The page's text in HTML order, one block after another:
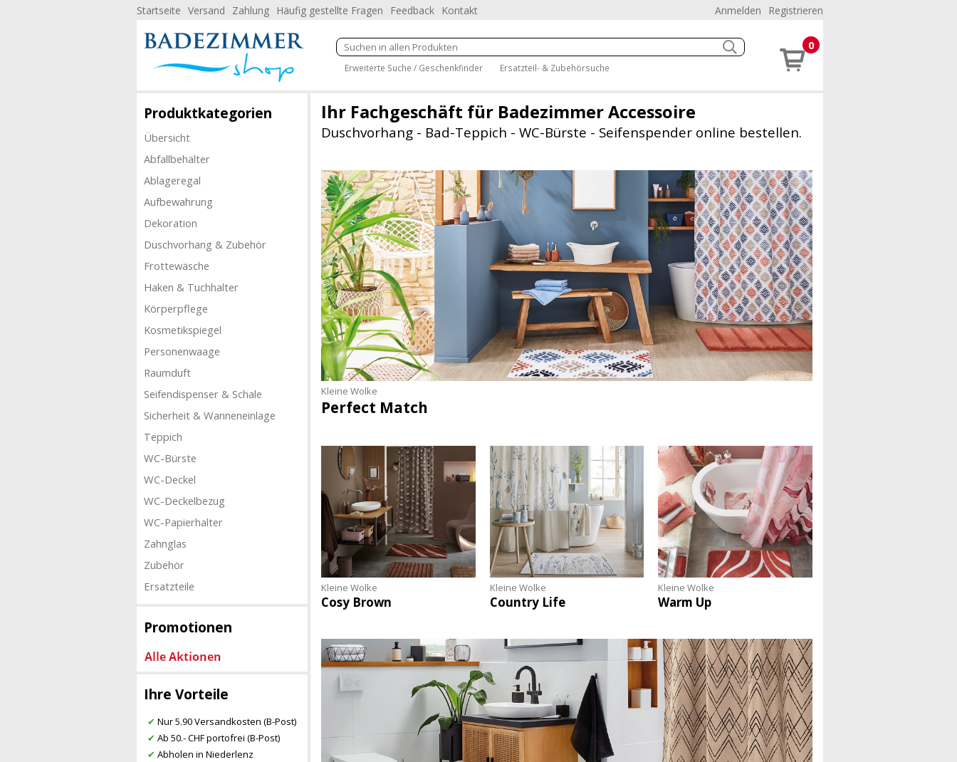
Startseite Versand Zahlung Häufig gestellte Fragen Feedback Kontakt Anmelden Registrieren
Erweiterte Suche / Geschenkfinder Ersatzteil- & Zubehörsuche
0
Produktkategorien
Übersicht
Abfallbehälter
Ablageregal
Aufbewahrung
Dekoration
Duschvorhang & Zubehör
Frottewäsche
Haken & Tuchhalter
Körperpflege
Kosmetikspiegel
Personenwaage
Raumduft
Seifendispenser & Schale
Sicherheit & Wanneneinlage
Teppich
WC-Bürste
WC-Deckel
WC-Deckelbezug
WC-Papierhalter
Zahnglas
Zubehör
Ersatzteile
Promotionen
Ihre Vorteile
✔ Nur 5.90 Versandkosten (B-Post)
✔ Ab 50.- CHF portofrei (B-Post)
✔ Abholen in Niederlenz
Ihr Fachgeschäft für Badezimmer Accessoire
Duschvorhang - Bad-Teppich - WC-Bürste - Seifenspender online bestellen.
Kleine Wolke
Perfect Match
Kleine Wolke
Cosy Brown
Kleine Wolke
Country Life
Kleine Wolke
Warm Up